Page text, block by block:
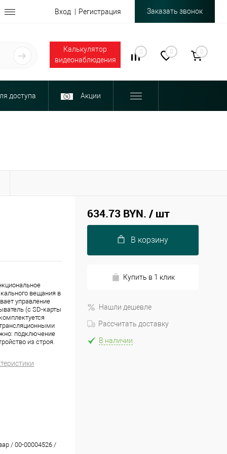
Вход Регистрация Заказать звонок
Калькулятор
видеонаблюдения
0 0 0
доступа Акции
вещания в
управление
(с SD-карты
подключение
из строя.
/ 00-00004526 /
634.73 BYN. / шт
В корзину
Купить в 1 клик
Нашли дешевле
Рассчитать доставку
В наличии